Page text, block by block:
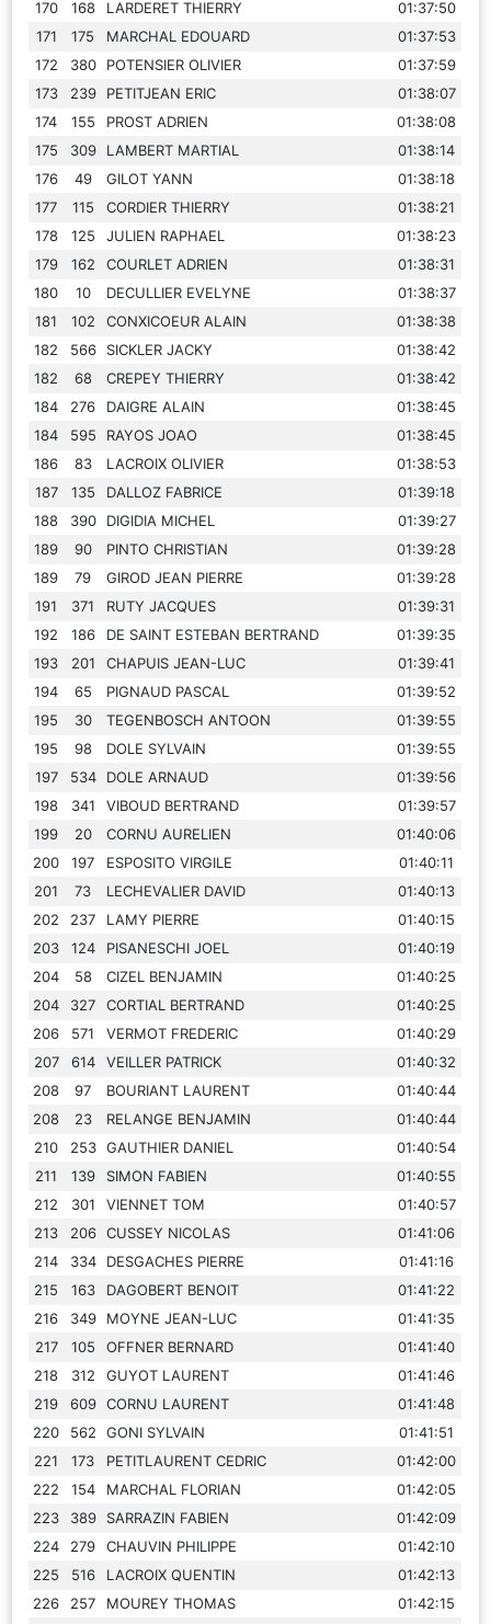
170
168 LARDERET THIERRY
01:37:50
171
175 MARCHAL EDOUARD
01:37:53
172
380 POTENSIER OLIVIER
01:37:59
173
239 PETITJEAN ERIC
01:38:07
174
155 PROST ADRIEN
01:38:08
175
309 LAMBERT MARTIAL
01:38:14
176
49 GILOT YANN
01:38:18
177
115 CORDIER THIERRY
01:38:21
178
125 JULIEN RAPHAEL
01:38:23
179
162 COURLET ADRIEN
01:38:31
180
10 DECULLIER EVELYNE
01:38:37
181
102 CONXICOEUR ALAIN
01:38:38
182
566 SICKLER JACKY
01:38:42
182
68 CREPEY THIERRY
01:38:42
184
276 DAIGRE ALAIN
01:38:45
184
595 RAYOS JOAO
01:38:45
186
83 LACROIX OLIVIER
01:38:53
187
135 DALLOZ FABRICE
01:39:18
188
390 DIGIDIA MICHEL
01:39:27
189
90 PINTO CHRISTIAN
01:39:28
189
79 GIROD JEAN PIERRE
01:39:28
191
371 RUTY JACQUES
01:39:31
192
186 DE SAINT ESTEBAN BERTRAND
01:39:35
193
201 CHAPUIS JEAN-LUC
01:39:41
194
65 PIGNAUD PASCAL
01:39:52
195
30 TEGENBOSCH ANTOON
01:39:55
195
98 DOLE SYLVAIN
01:39:55
197
534 DOLE ARNAUD
01:39:56
198
341 VIBOUD BERTRAND
01:39:57
199
20 CORNU AURELIEN
01:40:06
200
197 ESPOSITO VIRGILE
01:40:11
201
73 LECHEVALIER DAVID
01:40:13
202
237 LAMY PIERRE
01:40:15
203
124 PISANESCHI JOEL
01:40:19
204
58 CIZEL BENJAMIN
01:40:25
204
327 CORTIAL BERTRAND
01:40:25
206
571 VERMOT FREDERIC
01:40:29
207
614 VEILLER PATRICK
01:40:32
208
97 BOURIANT LAURENT
01:40:44
208
23 RELANGE BENJAMIN
01:40:44
210
253 GAUTHIER DANIEL
01:40:54
211
139 SIMON FABIEN
01:40:55
212
301 VIENNET TOM
01:40:57
213
206 CUSSEY NICOLAS
01:41:06
214
334 DESGACHES PIERRE
01:41:16
215
163 DAGOBERT BENOIT
01:41:22
216
349 MOYNE JEAN-LUC
01:41:35
217
105 OFFNER BERNARD
01:41:40
218
312 GUYOT LAURENT
01:41:46
219
609 CORNU LAURENT
01:41:48
220
562 GONI SYLVAIN
01:41:51
221
173 PETITLAURENT CEDRIC
01:42:00
222
154 MARCHAL FLORIAN
01:42:05
223
389 SARRAZIN FABIEN
01:42:09
224
279 CHAUVIN PHILIPPE
01:42:10
225
516 LACROIX QUENTIN
01:42:13
226
257 MOUREY THOMAS
01:42:15